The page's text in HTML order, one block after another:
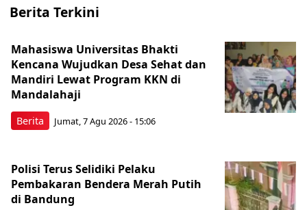
Berita Terkini
Berita
Mahasiswa Universitas Bhakti
Kencana Wujudkan Desa Sehat dan
Mandiri Lewat Program KKN di
Mandalahaji
Jumat, 7 Agu 2026 - 15:06
Polisi Terus Selidiki Pelaku
Pembakaran Bendera Merah Putih
di Bandung